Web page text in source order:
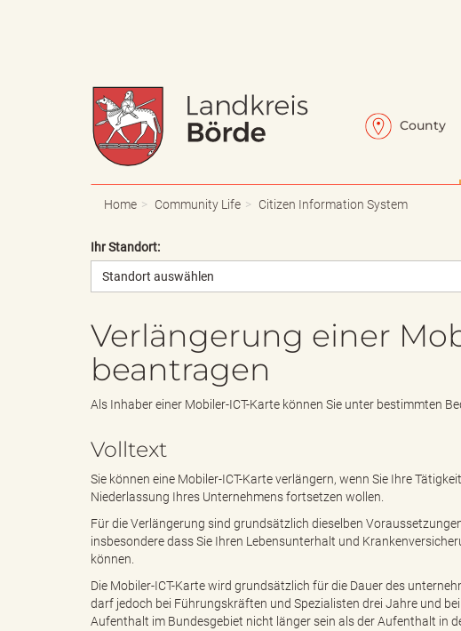
a
p
p
n
d
e
r
i
County
Home Community Life Citizen Information System
Ihr Standort:
Standort auswählen
Verlängerung einer
beantragen
Als Inhaber einer Mobiler-ICT-Karte können Sie unter bestimmten
Volltext
Sie können eine Mobiler-ICT-Karte verlängern, wenn Sie Ihre
Niederlassung Ihres Unternehmens fortsetzen wollen.
Für die Verlängerung sind grundsätzlich dieselben
insbesondere dass Sie Ihren Lebensunterhalt und
können.
Die Mobiler-ICT-Karte wird grundsätzlich für die Dauer des
darf jedoch bei Führungskräften und Spezialisten drei Jahre und
Aufenthalt im Bundesgebiet nicht länger sein als der Aufenthalt in